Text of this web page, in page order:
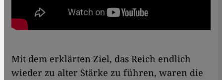
Mit dem erklärten Ziel, das Reich endlich
wieder zu alter Stärke zu führen, waren die